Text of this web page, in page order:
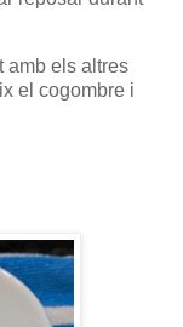
amb els altres
el cogombre i